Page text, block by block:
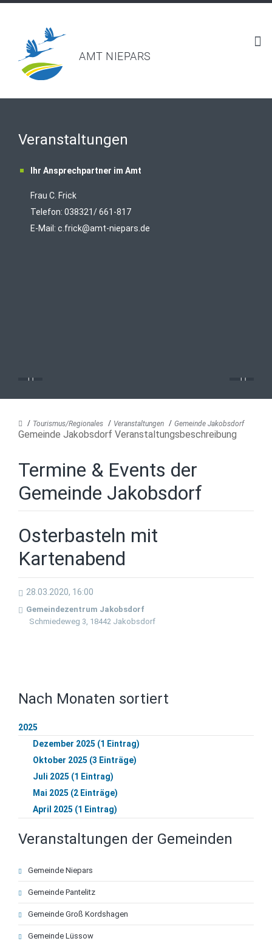
AMT NIEPARS
Veranstaltungen
Ihr Ansprechpartner im Amt
Frau C. Frick
Telefon: 038321/ 661-817
E-Mail: c.frick@amt-niepars.de
Tourismus/Regionales Veranstaltungen Gemeinde Jakobsdorf
Gemeinde Jakobsdorf Veranstaltungsbeschreibung
Termine & Events der
Gemeinde Jakobsdorf
Osterbasteln mit
Kartenabend
28.03.2020, 16:00
Gemeindezentrum Jakobsdorf
Schmiedeweg 3, 18442 Jakobsdorf
Nach Monaten sortiert
2025
Dezember 2025 (1 Eintrag)
Oktober 2025 (3 Einträge)
Juli 2025 (1 Eintrag)
Mai 2025 (2 Einträge)
April 2025 (1 Eintrag)
Veranstaltungen der Gemeinden
Navigation
überspringen
Gemeinde Niepars
Gemeinde Pantelitz
Gemeinde Groß Kordshagen
Gemeinde Lüssow